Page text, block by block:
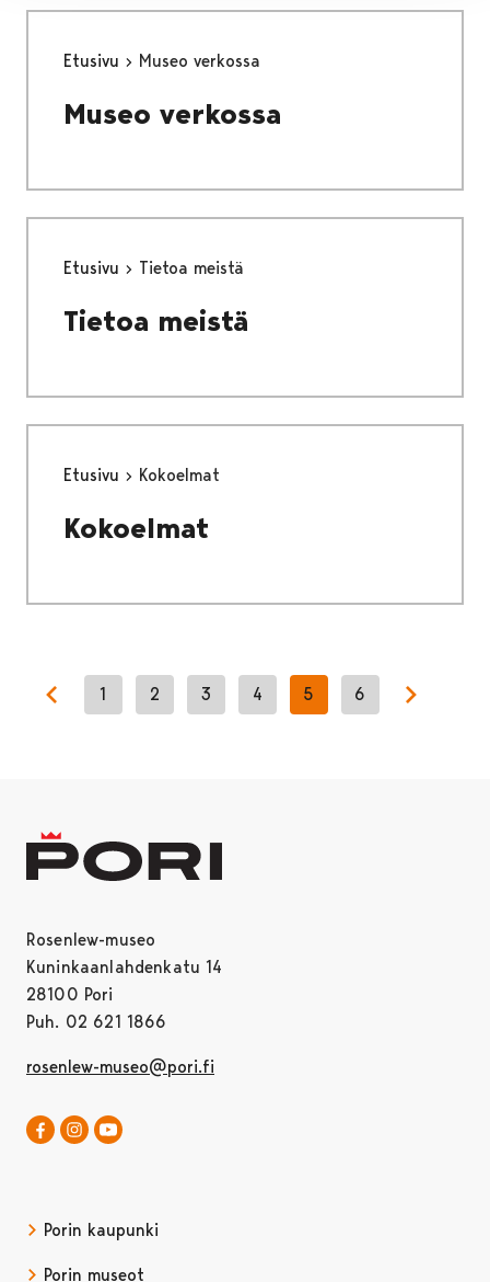
Etusivu Museo verkossa
Museo verkossa
Etusivu Tietoa meistä
Tietoa meistä
Etusivu Kokoelmat
Kokoelmat
Previous page
1 2 3 4 5 6
Rosenlew-museo
Kuninkaanlahdenkatu 14
28100 Pori
Puh. 02 621 1866
rosenlew-museo@pori.fi
Rosenlew-museo Facebookissa
Avautuu uudessa välilehdessä
Rosenlew-museo Instagramissa
Porin kaupunki
Porin museot